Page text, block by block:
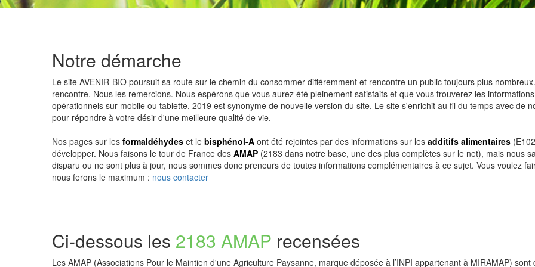
Notre démarche
Le site AVENIR-BIO poursuit sa route sur le chemin du consommer différemment et rencontre un public toujours plus
rencontre. Nous les remercions. Nous espérons que vous aurez été pleinement satisfaits et que vous trouverez les
opérationnels sur mobile ou tablette, 2019 est synonyme de nouvelle version du site. Le site s'enrichit au fil du temps avec de
pour répondre à votre désir d'une meilleure qualité de vie.
Nos pages sur les formaldéhydes et le bisphénol-A ont été rejointes par des informations sur les additifs alimentaires
développer. Nous faisons le tour de France des AMAP (2183 dans notre base, une des plus complètes sur le net), mais nous
disparu ou ne sont plus à jour, nous sommes donc preneurs de toutes informations complémentaires à ce sujet. Vous voulez
nous ferons le maximum : nous contacter
Ci-dessous les 2183 AMAP recensées
Les AMAP (Associations Pour le Maintien d'une Agriculture Paysanne, marque déposée à l’INPI appartenant à MIRAMAP)